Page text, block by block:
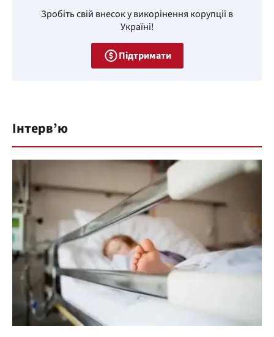
Зробіть свій внесок у викорінення корупції в
Україні!
Підтримати
Інтерв’ю